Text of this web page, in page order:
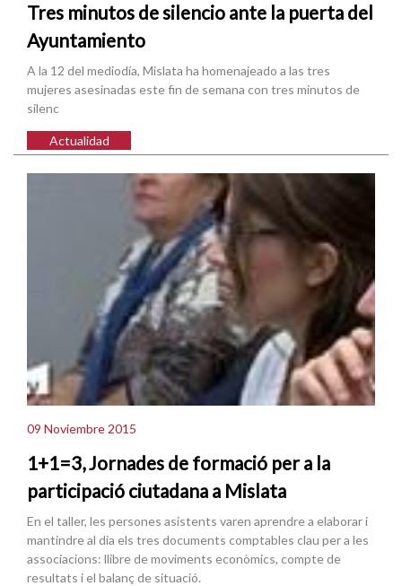
Tres minutos de silencio ante la puerta del
Ayuntamiento
A la 12 del mediodía, Mislata ha homenajeado a las tres
mujeres asesinadas este fin de semana con tres minutos de
silenc
Actualidad
09 Noviembre 2015
1+1=3, Jornades de formació per a la
participació ciutadana a Mislata
En el taller, les persones asistents varen aprendre a elaborar i
mantindre al dia els tres documents comptables clau per a les
associacions: llibre de moviments econòmics, compte de
resultats i el balanç de situació.